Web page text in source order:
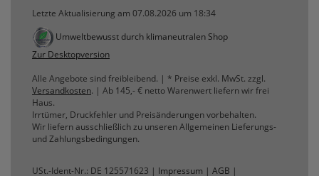
Letzte Aktualisierung am 07.08.2026 um 18:34
Umweltbewusst durch klimaneutralen Shop
Zur Desktopversion
Alle Angebote sind freibleibend. | * Preise exkl. MwSt. zzgl.
Versandkosten. | Ab 145,- € netto Warenwert liefern wir frei
Haus.
Irrtümer, Druckfehler und Preisänderungen vorbehalten.
Wir liefern ausschließlich zu unseren Allgemeinen Lieferungs-
und Zahlungsbedingungen.
USt.-Ident-Nr.: DE 125571623 | Impressum | AGB |